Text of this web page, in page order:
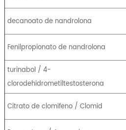
decanoato de nandrolona
Fenilpropionato de nandrolona
turinabol / 4-
clorodehidrometiltestosterona
Citrato de clomifeno / Clomid